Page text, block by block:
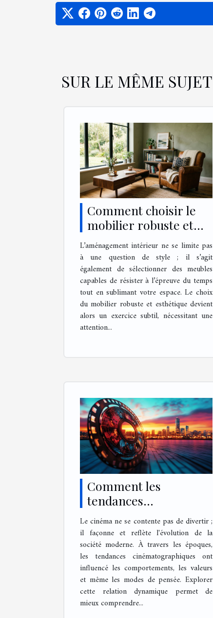
SUR LE MÊME SUJET
Comment choisir le
mobilier robuste et
esthétique pour votre
intérieur ?
L’aménagement intérieur ne se limite pas
à une question de style ; il s’agit
également de sélectionner des meubles
capables de résister à l’épreuve du temps
tout en sublimant votre espace. Le choix
du mobilier robuste et esthétique devient
alors un exercice subtil, nécessitant une
attention...
Comment les
tendances
cinématographiques
influencent-elles la
société moderne ?
Le cinéma ne se contente pas de divertir ;
il façonne et reflète l'évolution de la
société moderne. À travers les époques,
les tendances cinématographiques ont
influencé les comportements, les valeurs
et même les modes de pensée. Explorer
cette relation dynamique permet de
mieux comprendre...